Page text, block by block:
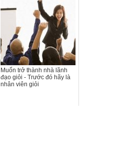
Muốn trở thành nhà lãnh
đạo giỏi - Trước đó hãy là
nhân viên giỏi